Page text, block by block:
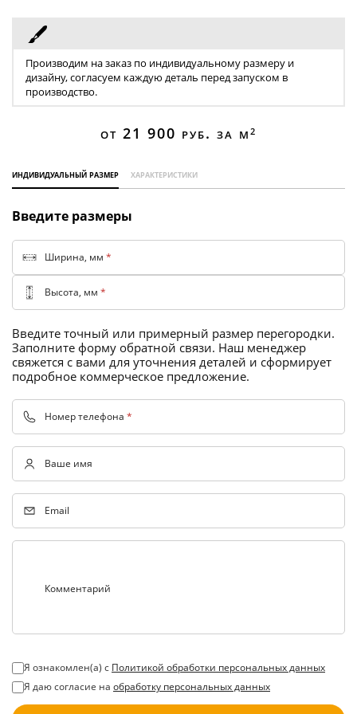
Производим на заказ по индивидуальному размеру и
дизайну, согласуем каждую деталь перед запуском в
производство.
от 21 900 руб. за м 2
индивидуальный размер характеристики
Введите размеры
Ширина, мм *
Высота, мм *
Введите точный или примерный размер перегородки.
Заполните форму обратной связи. Наш менеджер
свяжется с вами для уточнения деталей и сформирует
подробное коммерческое предложение.
Номер телефона *
Ваше имя
Email
Комментарий
Я ознакомлен(а) с Политикой обработки персональных данных
Я даю согласие на обработку персональных данных